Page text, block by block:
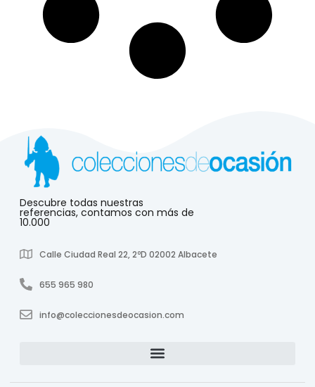
Descubre todas nuestras
referencias, contamos con más de
10.000
Calle Ciudad Real 22, 2ºD 02002 Albacete
655 965 980
info@coleccionesdeocasion.com